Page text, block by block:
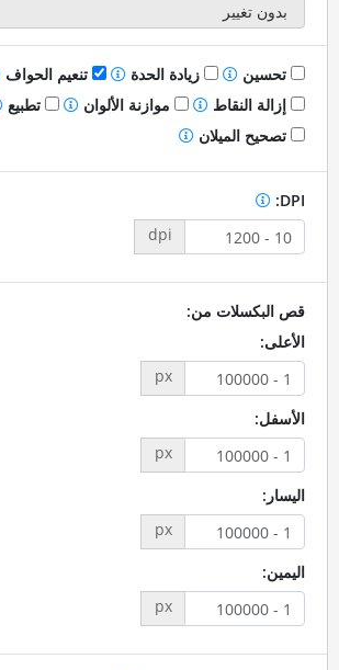
تحسين زيادة الحدة
تنعيم الحواف
إزالة النقاط
موازنة الألوان
تطبيع
تصحيح الميلان
DPI:
dpi
قص البكسلات من:
الأعلى:
px
الأسفل:
px
اليسار:
px
اليمين:
px